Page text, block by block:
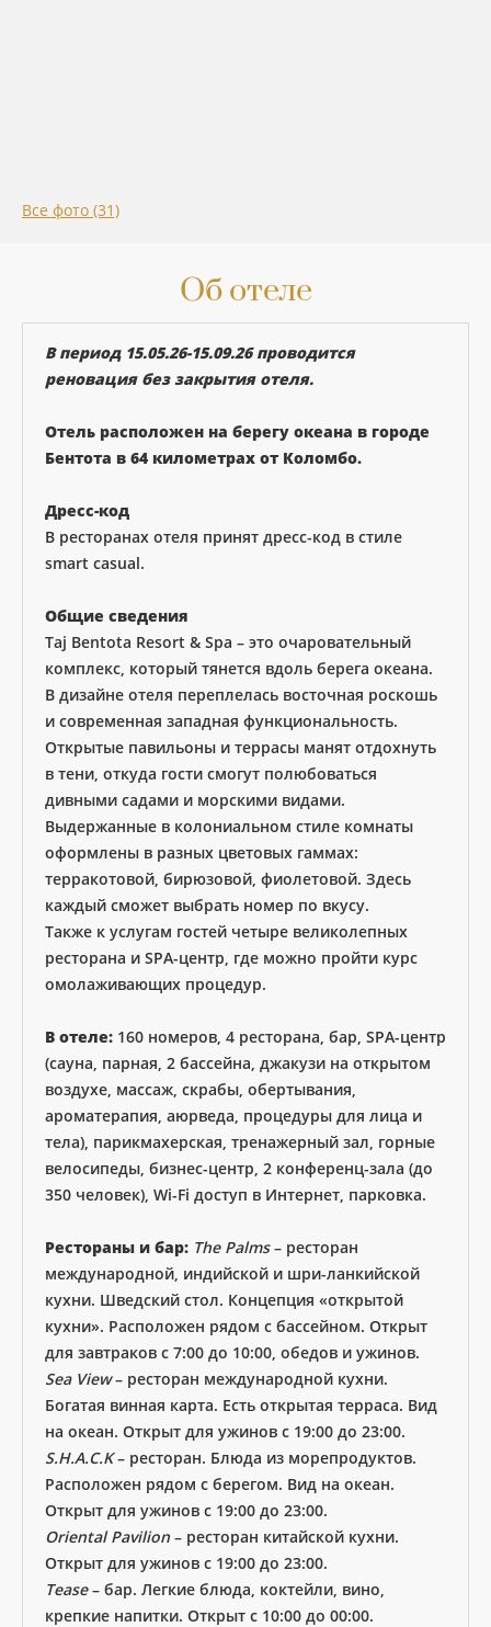
Все фото (31)
Об отеле
В период 15.05.26-15.09.26 проводится
реновация без закрытия отеля.
Отель расположен на берегу океана в городе
Бентота в 64 километрах от Коломбо.
Дресс-код
В ресторанах отеля принят дресс-код в стиле
smart casual.
Общие сведения
Taj Bentota Resort & Spa – это очаровательный
комплекс, который тянется вдоль берега океана.
В дизайне отеля переплелась восточная роскошь
и современная западная функциональность.
Открытые павильоны и террасы манят отдохнуть
в тени, откуда гости смогут полюбоваться
дивными садами и морскими видами.
Выдержанные в колониальном стиле комнаты
оформлены в разных цветовых гаммах:
терракотовой, бирюзовой, фиолетовой. Здесь
каждый сможет выбрать номер по вкусу.
Также к услугам гостей четыре великолепных
ресторана и SPA-центр, где можно пройти курс
омолаживающих процедур.
В отеле: 160 номеров, 4 ресторана, бар, SPA-центр
(сауна, парная, 2 бассейна, джакузи на открытом
воздухе, массаж, скрабы, обертывания,
ароматерапия, аюрведа, процедуры для лица и
тела), парикмахерская, тренажерный зал, горные
велосипеды, бизнес-центр, 2 конференц-зала (до
350 человек), Wi-Fi доступ в Интернет, парковка.
Рестораны и бар: The Palms– ресторан
международной, индийской и шри-ланкийской
кухни. Шведский стол. Концепция «открытой
кухни». Расположен рядом с бассейном. Открыт
для завтраков с 7:00 до 10:00, обедов и ужинов.
Sea View– ресторан международной кухни.
Богатая винная карта. Есть открытая терраса. Вид
на океан. Открыт для ужинов с 19:00 до 23:00.
S.H.A.C.K– ресторан. Блюда из морепродуктов.
Расположен рядом с берегом. Вид на океан.
Открыт для ужинов с 19:00 до 23:00.
Oriental Pavilion – ресторан китайской кухни.
Открыт для ужинов с 19:00 до 23:00.
Tease– бар. Легкие блюда, коктейли, вино,
крепкие напитки. Открыт с 10:00 до 00:00.